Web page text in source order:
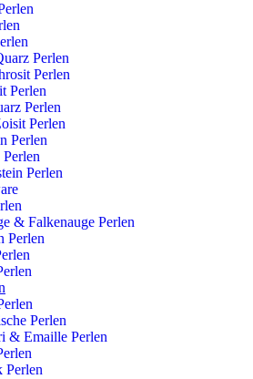
Perlen
Perlen
Perlen
Perlen
Perlen
Perlen
Perlen
& Falkenauge Perlen
Perlen
Perlen
& Emaille Perlen
Perlen